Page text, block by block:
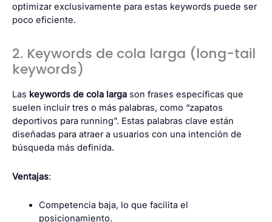
optimizar exclusivamente para estas keywords puede ser
poco eficiente.
2. Keywords de cola larga (long-tail
keywords)
Las keywords de cola larga son frases específicas que
suelen incluir tres o más palabras, como “zapatos
deportivos para running”. Estas palabras clave están
diseñadas para atraer a usuarios con una intención de
búsqueda más definida.
Ventajas:
Competencia baja, lo que facilita el
posicionamiento.